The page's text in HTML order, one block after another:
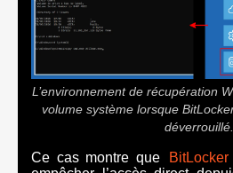
L’environnement de récupération
volume système lorsque
déverrouillé.
Ce cas montre que BitLocker